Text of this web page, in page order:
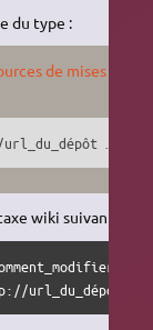
du type :
de mises à jour
…
wiki suivante :
url_du_dépôt